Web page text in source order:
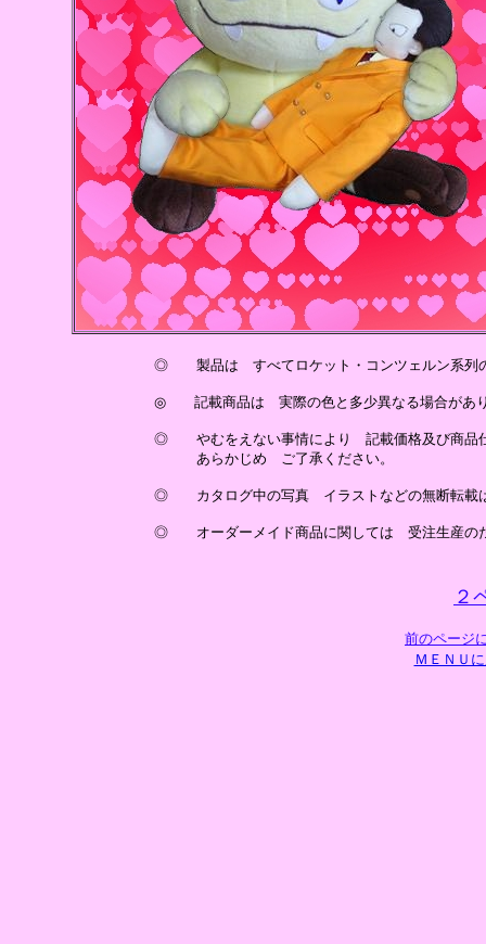
◎ 製品は すべてロケット・コンツェルン系列
◎ 記載商品は 実際の色と多少異なる場合があ
◎ やむをえない事情により 記載価格及び商品
あらかじめ ご了承ください。
◎ カタログ中の写真 イラストなどの無断転載
◎ オーダーメイド商品に関しては 受注生産の
２
前のページ
ＭＥＮＵ